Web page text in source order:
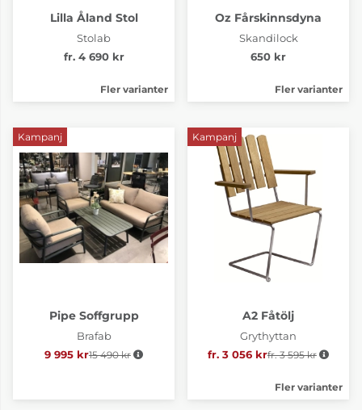
Lilla Åland Stol
Stolab
fr. 4 690 kr
Fler varianter
Oz Fårskinnsdyna
Skandilock
650 kr
Fler varianter
Kampanj
Pipe Soffgrupp
Brafab
9 995 kr Ordinarie pris:
15 490 kr
Kampanj
A2 Fåtölj
Grythyttan
fr. 3 056 krOrdinarie pris:
fr. 3 595 kr
Fler varianter